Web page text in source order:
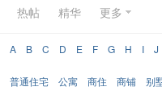
热帖 精华 更多
A B C D E F G H I J
普通住宅 公寓 商住 商铺 别